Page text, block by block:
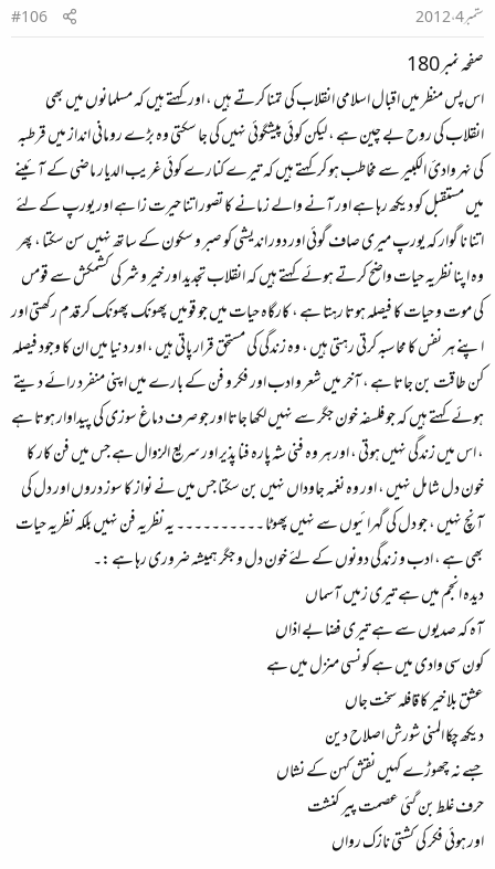
ستمبر 4، 2012
#106
صفحہ نمبر 180
اس پس منظر میں اقبال اسلامی انقلاب کی تمنا کرتے ہیں ، اور کہتے ہیں کہ مسلمانوں میں بھی
انقلاب کی روح بے چین ہے ، لیکن کوئي پیشگوئی نہیں کی جا سکتی وہ بڑے رومانی انداز میں قرطبہ
کی نہر وادئ الکبیر سے مخاطب ہو کر کہتے ہیں کہ تیرے کنارے کوئی غریب الدیار ماضی کے آئینے
میں مستقبل کو دیکھ رہا ہے اور آنے والے زمانے کا تصور اتنا حیرت زا ہے اور یورپ کے لئے
اتنا نا گوار کہ یورپ میری صاف گوئی اور دور اندیشی کو صبر و سکون کے ساتھ نہیں سن سکتا ، پھر
وہ اپنا نظریہ حیات واضح کرتے ہوئے کہتے ہیں کہ انقلاب تجدید اور خیر و شر کی کشمکش سے قومں
کی موت و حیات کا فیصلہ ہوتا رہتا ہے ، کارگاہ حیات میں جو قومیں پھونک پھونک کر قدم رکھتی اور
اپنے ہر نفس کا محاسبہ کرتی رہتی ہیں ، وہ زندگی کی مستحق قرار پاتی ہیں ، اور دنیا میں ان کا وجود فیصلہ
کن طاقت بن جاتا ہے ، آخر میں شعر و ادب اور فکر و فن کے بارے میں اپنی منفرد رائے دیتے
ہوئے کہتے ہیں کہ جو فلسفہ خون جگر سے نہیں لکھا جاتا اور جو صرف دماغ سوزی کی پیداوار ہوتا ہے
، اس میں زندگی نہیں ہوتی ، اور ہر وہ فنی شہ پارہ فنا پذیر اور سریع الزوال ہے جس میں فن کار کا
خون دل شامل نہیں ، اور وہ نغمہ جاوداں نہیں بن سکتا جس میں نے نواز کا سوز دروں اور دل کی
آنچ نہیں ، جو دل کی گہرائیوں سے نہیں پھوٹا ۔۔۔۔۔۔۔۔۔۔ یہ نظریہ فن نہیں بلکہ نظریہ حیات
بھی ہے ، ادب و زندگی دونوں کے لئے خون دل و جگر ہمیشہ ضروری رہا ہے :۔
دیدہ انجم میں ہے تیری زمیں آسماں
آہ کہ صدیوں سے ہے تیری فضا بے اذاں
کون سی وادی میں ہے کونسی منزل میں ہے
عشق بلا خیر کا قافلہ سخت جاں
دیکھ چکا المنی شورش اصلاح دین
جسے نہ چھوڑے کہیں نقش کہن کے نشاں
حرف غلط بن گئی عصمت پیر کنشت
اور ہوئی فکر کی کشتی نازک رواں